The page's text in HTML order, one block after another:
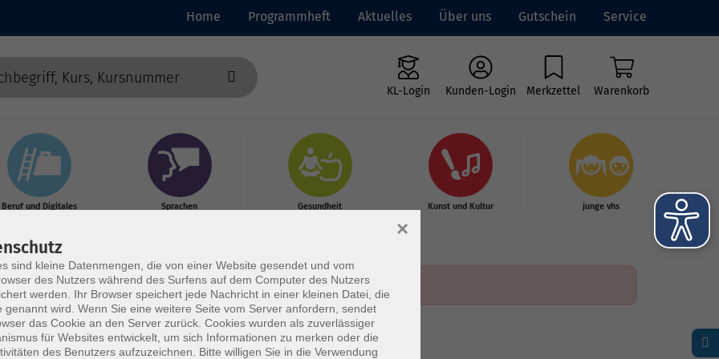
Home Programmheft Aktuelles Über uns Gutschein Service
KL-Login Kunden-Login Merkzettel Warenkorb
Beruf und Digitales Sprachen Gesundheit Kunst und Kultur junge vhs
sind kleine Datenmengen, die von einer Website gesendet und vom
des Nutzers während des Surfens auf dem Computer des Nutzers
werden. Ihr Browser speichert jede Nachricht in einer kleinen Datei, die
genannt wird. Wenn Sie eine weitere Seite vom Server anfordern, sendet
das Cookie an den Server zurück. Cookies wurden als zuverlässiger
für Websites entwickelt, um sich Informationen zu merken oder die
des Benutzers aufzuzeichnen. Bitte willigen Sie in die Verwendung
×